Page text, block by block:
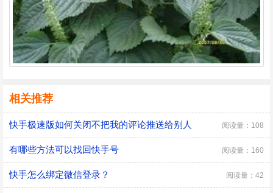
相关推荐
快手极速版如何关闭不把我的评论推送给别人 阅读量：108
有哪些方法可以找回快手号 阅读量：160
快手怎么绑定微信登录？ 阅读量：42